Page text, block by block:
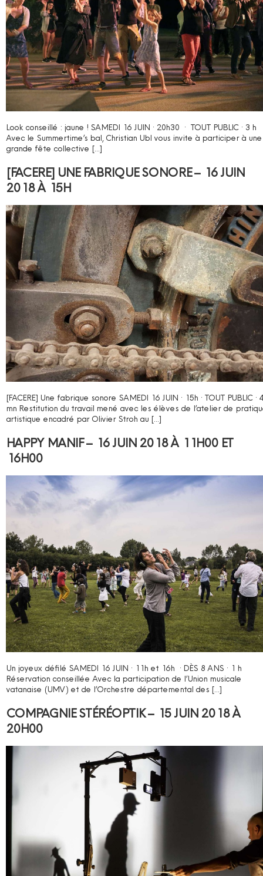
Look conseillé : jaune ! SAMEDI 16 JUIN · 20h30 · TOUT PUBLIC · 3 h
Avec le Summertime’s bal, Christian Ubl vous invite à participer à une
grande fête collective […]
[FACERE] UNE FABRIQUE SONORE – 16 JUIN
2018 À 15H
[FACERE] Une fabrique sonore SAMEDI 16 JUIN · 15h · TOUT PUBLIC ·
mn Restitution du travail mené avec les élèves de l’atelier de
artistique encadré par Olivier Stroh au […]
HAPPY MANIF – 16 JUIN 2018 À 11H00 ET
16H00
Un joyeux défilé SAMEDI 16 JUIN · 11h et 16h · DÈS 8 ANS · 1 h
Réservation conseillée Avec la participation de l’Union musicale
vatanaise (UMV) et de l’Orchestre départemental des […]
COMPAGNIE STÉRÉOPTIK – 15 JUIN 2018 À
20H00